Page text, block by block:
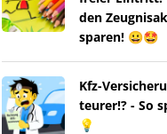
den
sparen! 😀🤩
Kfz-
teurer!? - So
💡